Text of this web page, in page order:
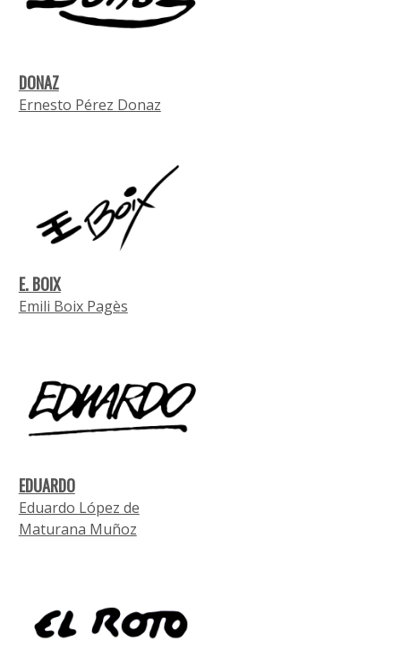
DONAZ
Ernesto Pérez Donaz
E. BOIX
Emili Boix Pagès
EDUARDO
Eduardo López de
Maturana Muñoz